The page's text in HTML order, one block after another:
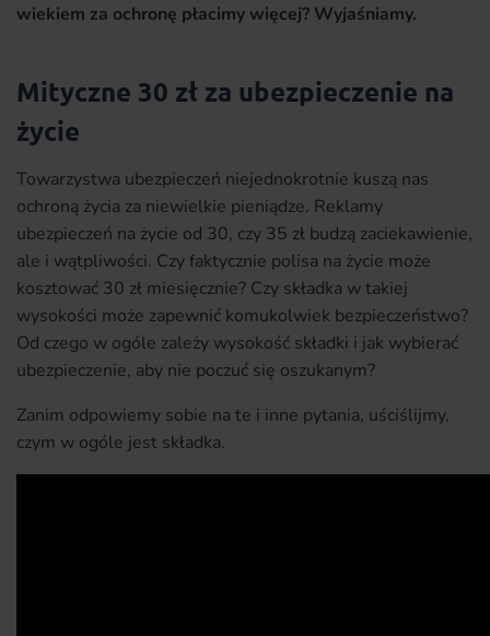
wiekiem za ochronę płacimy więcej? Wyjaśniamy.
Mityczne 30 zł za ubezpieczenie na
życie
Towarzystwa ubezpieczeń niejednokrotnie kuszą nas
ochroną życia za niewielkie pieniądze. Reklamy
ubezpieczeń na życie od 30, czy 35 zł budzą zaciekawienie,
ale i wątpliwości. Czy faktycznie polisa na życie może
kosztować 30 zł miesięcznie? Czy składka w takiej
wysokości może zapewnić komukolwiek bezpieczeństwo?
Od czego w ogóle zależy wysokość składki i jak wybierać
ubezpieczenie, aby nie poczuć się oszukanym?
Zanim odpowiemy sobie na te i inne pytania, uściślijmy,
czym w ogóle jest składka.